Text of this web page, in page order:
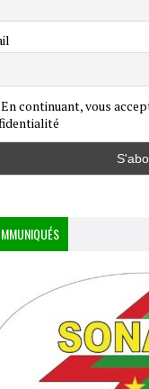
En continuant, vous